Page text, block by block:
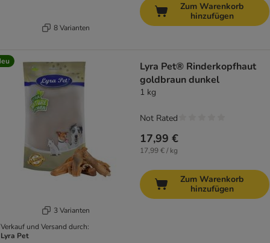
8 Varianten
Zum Warenkorb
hinzufügen
3 Varianten
Verkauf und Versand durch:
Lyra Pet
Lyra Pet® Rinderkopfhaut
goldbraun dunkel
1 kg
17,99 €
17,99 € / kg
Not Rated
Zum Warenkorb
hinzufügen